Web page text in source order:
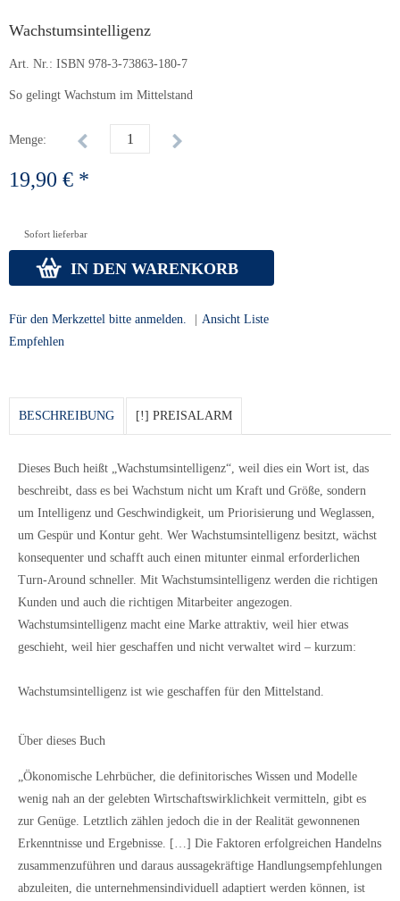
Wachstumsintelligenz
Art. Nr.: ISBN 978-3-73863-180-7
So gelingt Wachstum im Mittelstand
Menge:
19,90 € *
Sofort lieferbar
IN DEN WARENKORB
Für den Merkzettel bitte anmelden.
Ansicht Liste
Empfehlen
BESCHREIBUNG [!] PREISALARM
Dieses Buch heißt „Wachstumsintelligenz“, weil dies ein Wort ist, das
beschreibt, dass es bei Wachstum nicht um Kraft und Größe, sondern
um Intelligenz und Geschwindigkeit, um Priorisierung und Weglassen,
um Gespür und Kontur geht. Wer Wachstumsintelligenz besitzt, wächst
konsequenter und schafft auch einen mitunter einmal erforderlichen
Turn-Around schneller. Mit Wachstumsintelligenz werden die richtigen
Kunden und auch die richtigen Mitarbeiter angezogen.
Wachstumsintelligenz macht eine Marke attraktiv, weil hier etwas
geschieht, weil hier geschaffen und nicht verwaltet wird – kurzum:
Wachstumsintelligenz ist wie geschaffen für den Mittelstand.
Über dieses Buch
„Ökonomische Lehrbücher, die definitorisches Wissen und Modelle
wenig nah an der gelebten Wirtschaftswirklichkeit vermitteln, gibt es
zur Genüge. Letztlich zählen jedoch die in der Realität gewonnenen
Erkenntnisse und Ergebnisse. […] Die Faktoren erfolgreichen Handelns
zusammenzuführen und daraus aussagekräftige Handlungsempfehlungen
abzuleiten, die unternehmensindividuell adaptiert werden können, ist